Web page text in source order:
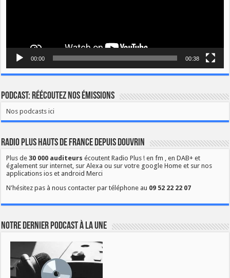
00:00 00:38
Podcast: Réécoutez nos émissions
Nos podcasts ici
Radio Plus Hauts de France depuis Douvrin
Plus de30 000 auditeurs écoutent Radio Plus ! en fm , en DAB+ et
également sur internet, sur Alexa ou sur votre google Home et sur nos
applications ios et android Merci
N'hésitez pas à nous contacter par téléphone au 09 52 22 22 07
Notre dernier podcast à la une